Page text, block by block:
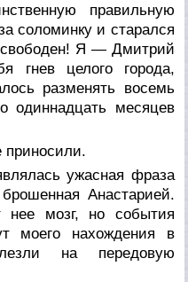
правильную
соломинку и старался
свободен! Я — Дмитрий
гнев целого города,
разменять восемь
одиннадцать месяцев
приносили.
ужасная фраза
Анастарией.
нее мозг, но события
моего нахождения в
на передовую